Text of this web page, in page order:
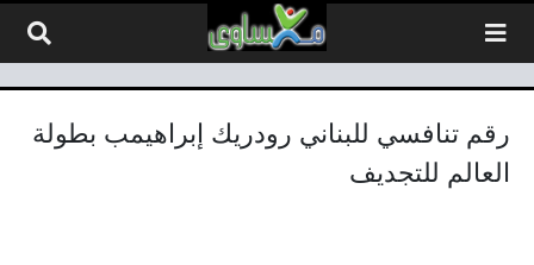
رقم تنافسي للبناني رودريك إبراهيمب بطولة
العالم للتجديف